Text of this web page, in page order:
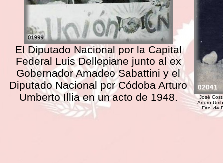
El Diputado Nacional por la Capital
Federal Luis Dellepiane junto al ex
Gobernador Amadeo Sabattini y el
Diputado Nacional por Códoba Arturo
Umberto Illia en un acto de 1948.
José
Arturo
Fac. de